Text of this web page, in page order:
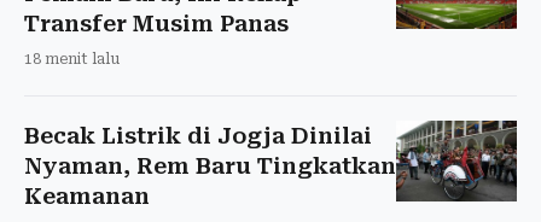
Transfer Musim Panas
18 menit lalu
Becak Listrik di Jogja Dinilai
Nyaman, Rem Baru Tingkatkan
Keamanan